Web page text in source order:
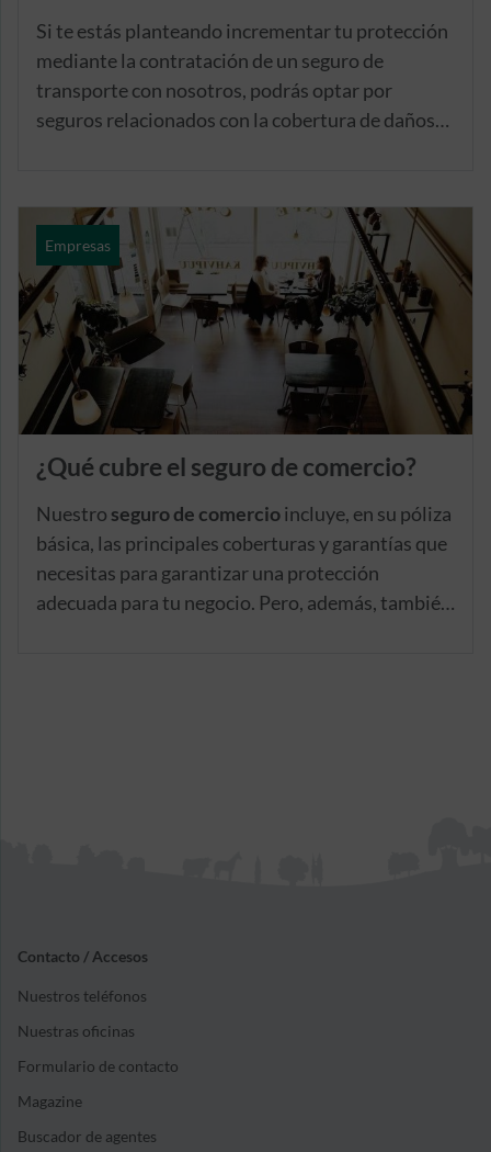
Si te estás planteando incrementar tu protección
mediante la contratación de un seguro de
transporte con nosotros, podrás optar por
seguros relacionados con la cobertura de daños
multirriesgo para transportistas.
Empresas
¿Qué cubre el seguro de comercio?
Nuestro seguro de comercioincluye, en su póliza
básica, las principales coberturas y garantías que
necesitas para garantizar una protección
adecuada para tu negocio. Pero, además, también
Contacto / Accesos
Nuestros teléfonos
Nuestras oficinas
Formulario de contacto
Magazine
Buscador de agentes